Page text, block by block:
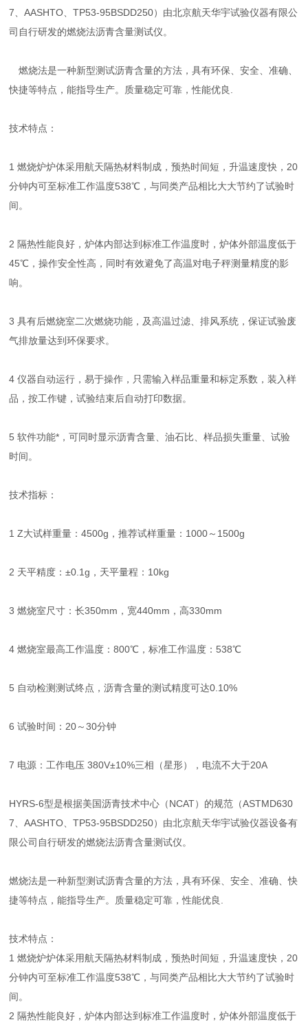
7、AASHTO、TP53-95BSDD250）由北京航天华宇试验仪器有限公
司自行研发的燃烧法沥青含量测试仪。
燃烧法是一种新型测试沥青含量的方法，具有环保、安全、准确、
快捷等特点，能指导生产。质量稳定可靠，性能优良.
技术特点：
1 燃烧炉炉体采用航天隔热材料制成，预热时间短，升温速度快，20
分钟内可至标准工作温度538℃，与同类产品相比大大节约了试验时
间。
2 隔热性能良好，炉体内部达到标准工作温度时，炉体外部温度低于
45℃，操作安全性高，同时有效避免了高温对电子秤测量精度的影
响。
3 具有后燃烧室二次燃烧功能，及高温过滤、排风系统，保证试验废
气排放量达到环保要求。
4 仪器自动运行，易于操作，只需输入样品重量和标定系数，装入样
品，按工作键，试验结束后自动打印数据。
5 软件功能*，可同时显示沥青含量、油石比、样品损失重量、试验
时间。
技术指标：
1 Z大试样重量：4500g，推荐试样重量：1000～1500g
2 天平精度：±0.1g，天平量程：10kg
3 燃烧室尺寸：长350mm，宽440mm，高330mm
4 燃烧室最高工作温度：800℃，标准工作温度：538℃
5 自动检测测试终点，沥青含量的测试精度可达0.10%
6 试验时间：20～30分钟
7 电源：工作电压 380V±10%三相（星形），电流不大于20A
HYRS-6型是根据美国沥青技术中心（NCAT）的规范（ASTMD630
7、AASHTO、TP53-95BSDD250）由北京航天华宇试验仪器设备有
限公司自行研发的燃烧法沥青含量测试仪。
燃烧法是一种新型测试沥青含量的方法，具有环保、安全、准确、快
捷等特点，能指导生产。质量稳定可靠，性能优良.
技术特点：
1 燃烧炉炉体采用航天隔热材料制成，预热时间短，升温速度快，20
分钟内可至标准工作温度538℃，与同类产品相比大大节约了试验时
间。
2 隔热性能良好，炉体内部达到标准工作温度时，炉体外部温度低于